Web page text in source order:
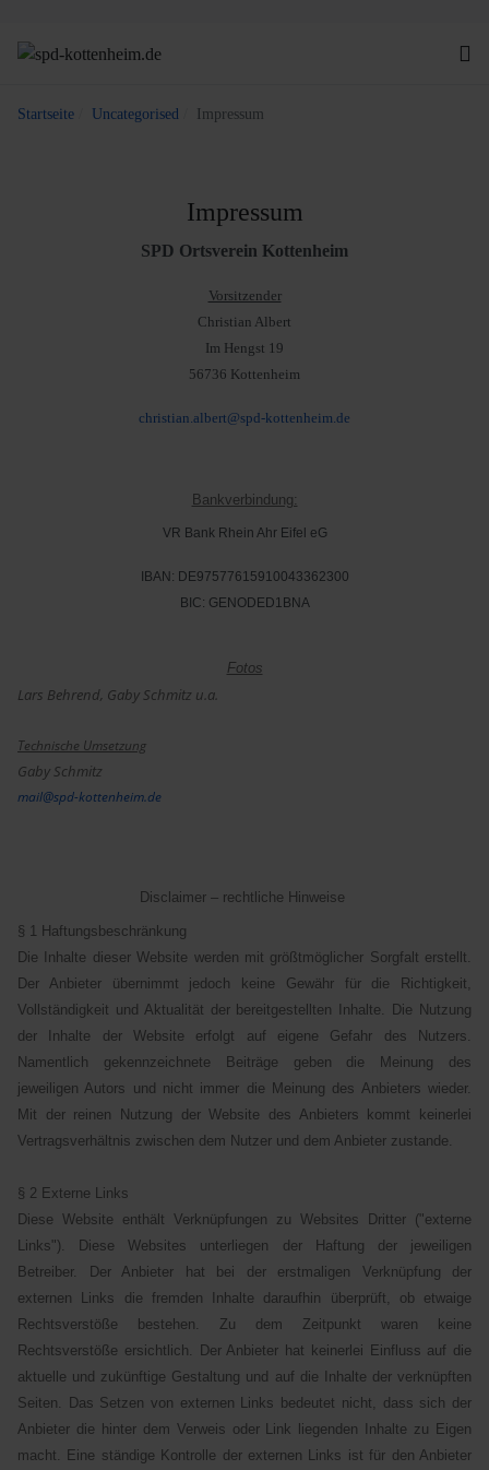
Startseite Uncategorised Impressum
Impressum
SPD Ortsverein Kottenheim
Vorsitzender
Christian Albert
Im Hengst 19
56736 Kottenheim
christian.albert@spd-kottenheim.de
Bankverbindung:
VR Bank Rhein Ahr Eifel eG
IBAN: DE97577615910043362300
BIC: GENODED1BNA
Fotos
Lars Behrend, Gaby Schmitz u.a.
Technische Umsetzung
Gaby Schmitz
mail@spd-kottenheim.de
Disclaimer – rechtliche Hinweise
§ 1 Haftungsbeschränkung
Die Inhalte dieser Website werden mit größtmöglicher Sorgfalt erstellt.
Der Anbieter übernimmt jedoch keine Gewähr für die Richtigkeit,
Vollständigkeit und Aktualität der bereitgestellten Inhalte. Die Nutzung
der Inhalte der Website erfolgt auf eigene Gefahr des Nutzers.
Namentlich gekennzeichnete Beiträge geben die Meinung des
jeweiligen Autors und nicht immer die Meinung des Anbieters wieder.
Mit der reinen Nutzung der Website des Anbieters kommt keinerlei
Vertragsverhältnis zwischen dem Nutzer und dem Anbieter zustande.
§ 2 Externe Links
Diese Website enthält Verknüpfungen zu Websites Dritter ("externe
Links"). Diese Websites unterliegen der Haftung der jeweiligen
Betreiber. Der Anbieter hat bei der erstmaligen Verknüpfung der
externen Links die fremden Inhalte daraufhin überprüft, ob etwaige
Rechtsverstöße bestehen. Zu dem Zeitpunkt waren keine
Rechtsverstöße ersichtlich. Der Anbieter hat keinerlei Einfluss auf die
aktuelle und zukünftige Gestaltung und auf die Inhalte der verknüpften
Seiten. Das Setzen von externen Links bedeutet nicht, dass sich der
Anbieter die hinter dem Verweis oder Link liegenden Inhalte zu Eigen
macht. Eine ständige Kontrolle der externen Links ist für den Anbieter